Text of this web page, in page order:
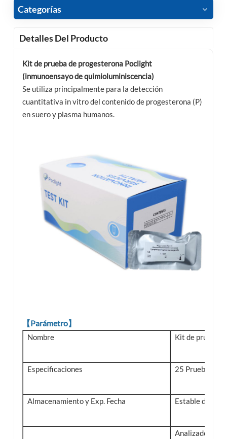
Categorías
Detalles Del Producto
Kit de prueba de progesterona Poclight
(inmunoensayo de quimioluminiscencia)
Se utiliza principalmente para la detección
cuantitativa in vitro del contenido de progesterona (P)
en suero y plasma humanos.
【Parámetro】
Nombre Kit de prueba
Especificaciones 25 Prueba/Caja
Almacenamiento y Exp. Fecha Estable
Analizador de